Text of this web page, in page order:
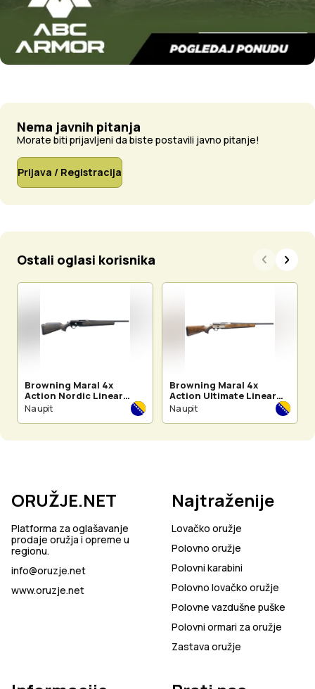
Nema javnih pitanja
Morate biti prijavljeni da biste postavili javno pitanje!
Prijava / Registracija
Ostali oglasi korisnika
Browning Maral 4x
Action Nordic Linear
Rifle-Composite Black
lovačka puška pravo-
čepni
Na upit
Browning Maral 4x
Action Ultimate Linear
Rifle - Wood Pistol Grip
lovačka puška pravo-
čepni
Na upit
ORUŽJE.NET
Platforma za oglašavanje
prodaje oružja i opreme u
regionu.
info@oruzje.net
www.oruzje.net
Najtraženije
Lovačko oružje
Polovno oružje
Polovni karabini
Polovno lovačko oružje
Polovne vazdušne puške
Polovni ormari za oružje
Zastava oružje